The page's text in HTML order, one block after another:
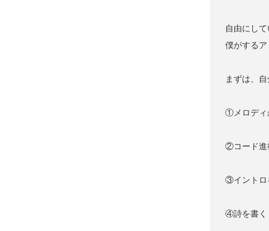
自由にし
僕がする
まずは、
①メロディ
②コード進
③イントロ
④詩を書く